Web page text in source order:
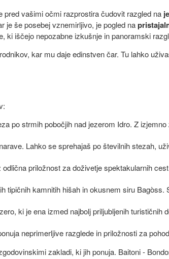
pred vašimi očmi razprostira čudovit razgled na
je še posebej vznemirljivo, je pogled na
ki iščejo nepozabne izkušnje in panoramski
kar mu daje edinstven čar. Tu lahko
po strmih pobočjih nad jezerom Idro. Z
Lahko se sprehajaš po številnih stezah,
priložnost za doživetje spektakularnih
tipičnih kamnitih hišah in okusnem siru Bagòss.
ki je ena izmed najbolj priljubljenih turističnih
neprimerljive razglede in priložnosti za
zakladi, ki jih ponuja. Baitoni -